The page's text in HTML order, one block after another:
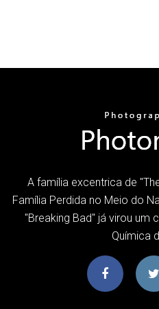
A família excentrica de
Família Perdida no Meio do
"Breaking Bad" já virou um
Química